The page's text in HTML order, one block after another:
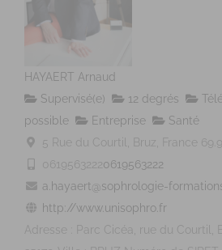
HAYAERT Arnaud
Supervisé(e)
12 degrés
possible
Entreprise
Santé
5 Rue du Courtil, Bruz, France
06195632220619563222
a.hayaert@sophrologie-
http://www.unisophro.fr
Adresse : Parc Cicéa, rue du Courtil,